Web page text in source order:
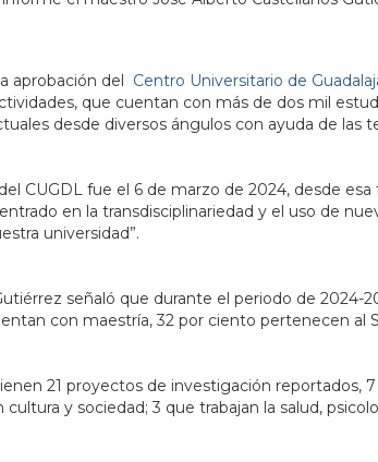
aprobación del Centro Universitario de
que cuentan con más de dos mil
desde diversos ángulos con ayuda de las
CUGDL fue el 6 de marzo de 2024, desde
en la transdisciplinariedad y el uso de
universidad”.
señaló que durante el periodo de 2024-
con maestría, 32 por ciento pertenecen al
21 proyectos de investigación reportados,
cultura y sociedad; 3 que trabajan la salud,